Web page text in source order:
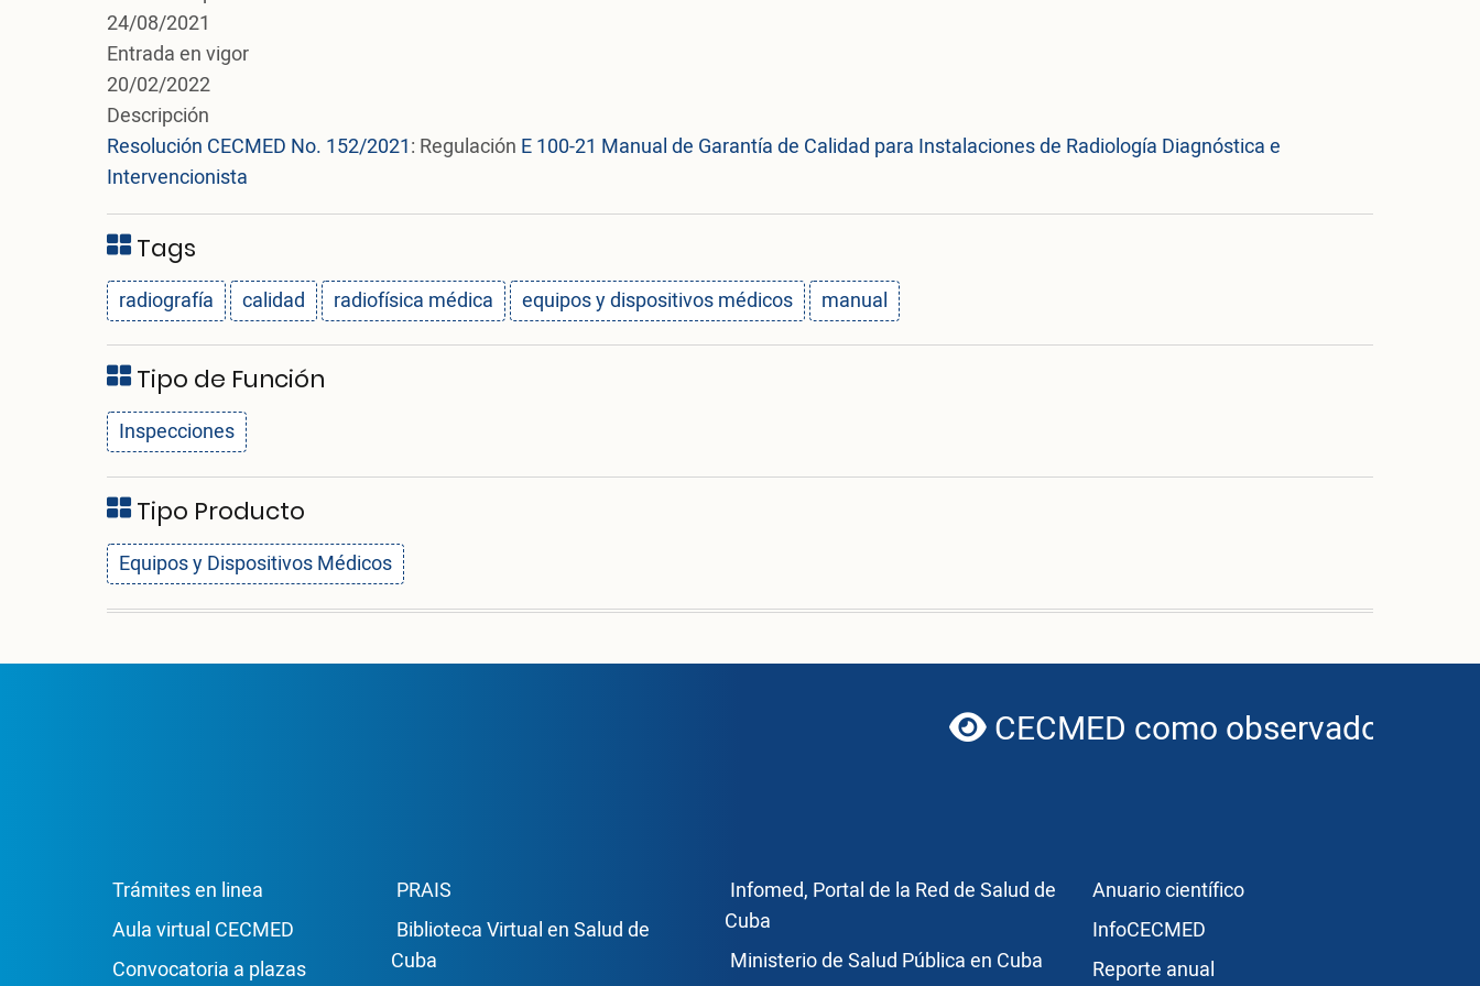
24/08/2021
Entrada en vigor
20/02/2022
Descripción
Resolución CECMED No. 152/2021: Regulación E 100-21 Manual de Garantía de Calidad para Instalaciones de Radiología Diagnóstica e
Intervencionista
Tags
radiografía calidad radiofísica médica equipos y dispositivos médicos manual
Tipo de Función
Inspecciones
Tipo Producto
Equipos y Dispositivos Médicos
globe
CECMED como observador de ICH
Enlace Footer1
Trámites en linea
Aula virtual CECMED
Convocatoria a plazas
Enlace Footer2
PRAIS
Biblioteca Virtual en Salud de
Cuba
Enlace Footer3
Infomed, Portal de la Red de Salud de
Cuba
Ministerio de Salud Pública en Cuba
Publicaciones
Anuario científico
InfoCECMED
Reporte anual